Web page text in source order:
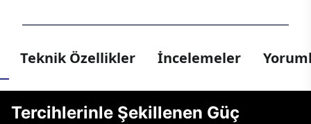
Teknik Özellikler İncelemeler
Tercihlerinle Şekillenen Güç